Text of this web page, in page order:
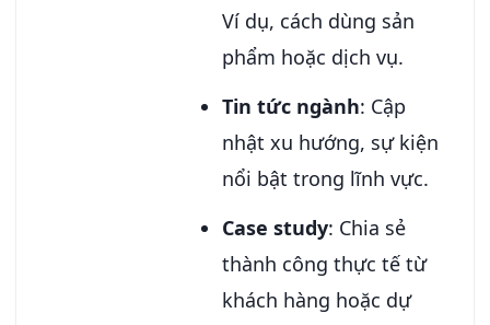
Ví dụ, cách dùng sản
phẩm hoặc dịch vụ.
Tin tức ngành: Cập
nhật xu hướng, sự kiện
nổi bật trong lĩnh vực.
Case study: Chia sẻ
thành công thực tế từ
khách hàng hoặc dự